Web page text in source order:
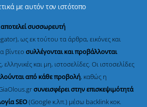
με αυτόν τον ιστότοπο
αποτελεί συσσωρευτή
ως εκ τούτου τα άρθρα, εικόνες και
βίντεοσυλλέγονται και προβάλλονται
ελληνικές και μη, ιστοσελίδες. Οι ιστοσελίδες
από κάθε προβολή, καθώς η
συνεισφέρει στην επισκεψιμότητά
SEO(Google κ.λπ.) μέσω backlink κοκ.